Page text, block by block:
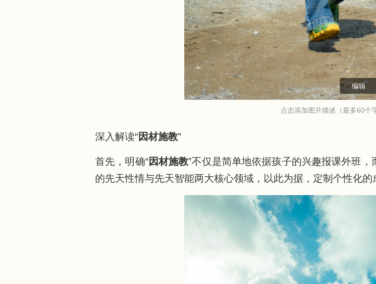
点击添加图片描述（最多60个
编辑
深入解读“ 因材施教”
首先，明确“ 因材施教”不仅是简单地依据孩子的兴趣报课外班
的先天性情与先天智能两大核心领域，以此为据，定制个性化的